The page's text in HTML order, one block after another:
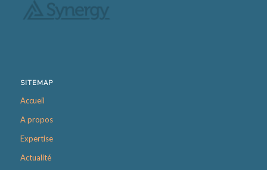
SITEMAP
Accueil
A propos
Expertise
Actualité